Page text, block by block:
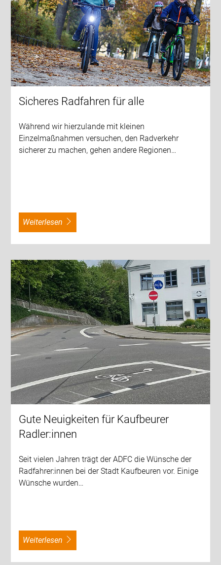
Sicheres Radfahren für alle
Während wir hierzulande mit kleinen
Einzelmaßnahmen versuchen, den Radverkehr
sicherer zu machen, gehen andere Regionen…
weiterlesen
Gute Neuigkeiten für Kaufbeurer
Radler:innen
Seit vielen Jahren trägt der ADFC die Wünsche der
Radfahrer:innen bei der Stadt Kaufbeuren vor. Einige
Wünsche wurden…
weiterlesen